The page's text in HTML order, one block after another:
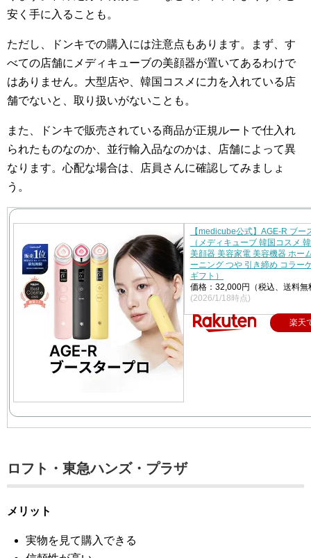
安く手に入ることも。
ただし、ドンキでの購入には注意点もあります。まず、す
べての店舗にメディキューブの美顔器が置いてあるわけで
はありません。大型店や、韓国コスメに力を入れている店
舗でないと、取り扱いがないことも。
また、ドンキで販売されている商品が正規ルートで仕入れ
られたものなのか、並行輸入品なのかは、店舗によって異
なります。心配な場合は、店員さんに確認してみましょ
う。
【medicube公式】AGE-R ブー
（メディキューブ 韓国コスメ
美顔器 美容家電 美容機器 ホー
ーニング つや 引き締め コラー
ギフト）
価格：32,000円（税込、送料無
(2026/1/18時点)
楽天
ロフト・東急ハンズ・プラザ
メリット
実物を見て購入できる